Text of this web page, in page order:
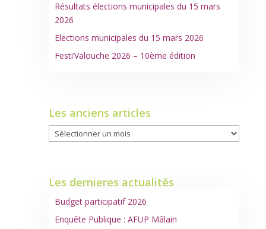
Résultats élections municipales du 15 mars
2026
Elections municipales du 15 mars 2026
Festi’Valouche 2026 – 10ème édition
Les anciens articles
Les
anciens
Les dernieres actualités
Budget participatif 2026
Enquête Publique : AFUP Mâlain